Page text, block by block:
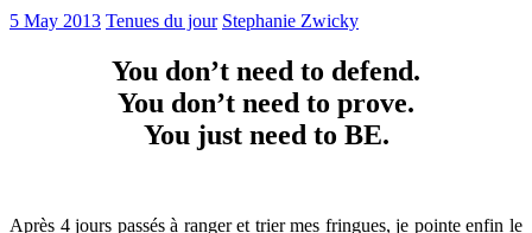
5 May 2013 Tenues du jour Stephanie Zwicky
You don’t need to defend.
You don’t need to prove.
You just need to BE.
Après 4 jours passés à ranger et trier mes fringues, je pointe enfin le